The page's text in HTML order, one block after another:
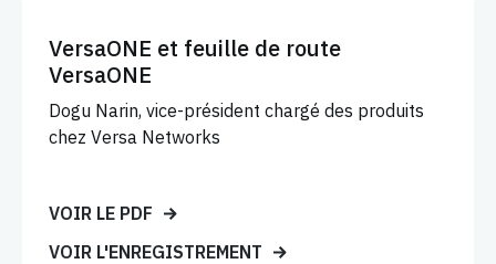
VersaONE et feuille de route
VersaONE
Dogu Narin, vice-président chargé des produits
chez Versa Networks
VOIR LE PDF
VOIR L'ENREGISTREMENT